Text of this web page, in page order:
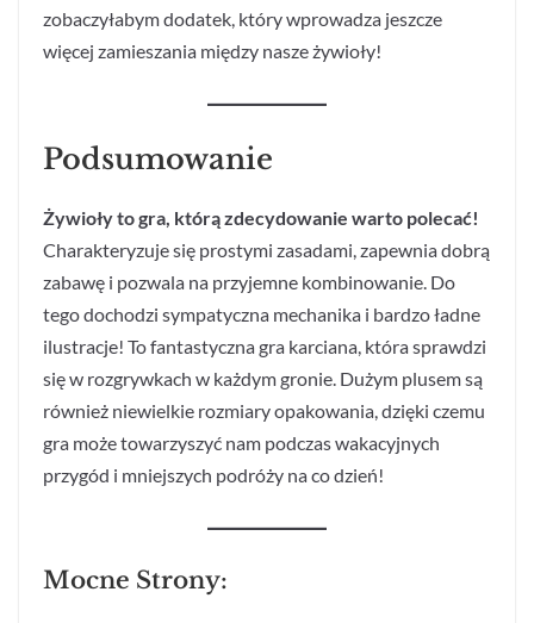
zobaczyłabym dodatek, który wprowadza jeszcze
więcej zamieszania między nasze żywioły!
Podsumowanie
Żywioły to gra, którą zdecydowanie warto polecać!
Charakteryzuje się prostymi zasadami, zapewnia dobrą
zabawę i pozwala na przyjemne kombinowanie. Do
tego dochodzi sympatyczna mechanika i bardzo ładne
ilustracje! To fantastyczna gra karciana, która sprawdzi
się w rozgrywkach w każdym gronie. Dużym plusem są
również niewielkie rozmiary opakowania, dzięki czemu
gra może towarzyszyć nam podczas wakacyjnych
przygód i mniejszych podróży na co dzień!
Mocne Strony: